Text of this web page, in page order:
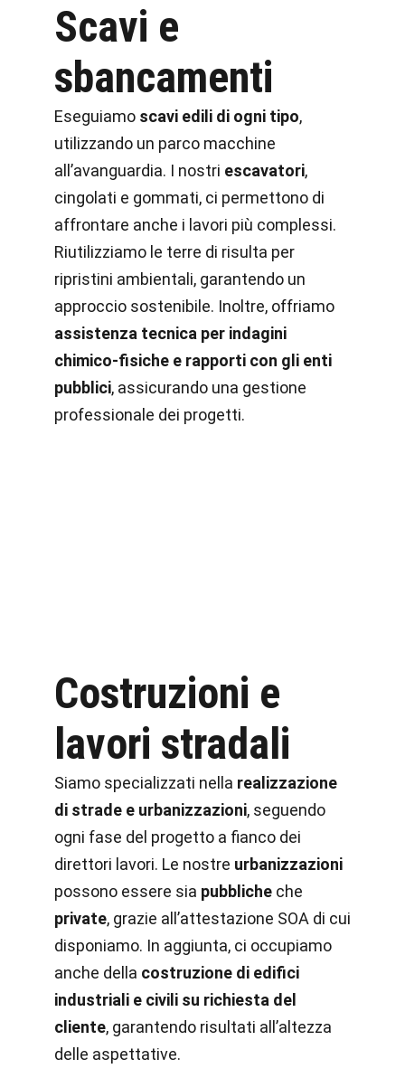
Scavi e
sbancamenti
Eseguiamo scavi edili di ogni tipo,
utilizzando un parco macchine
all’avanguardia. I nostri escavatori,
cingolati e gommati, ci permettono di
affrontare anche i lavori più complessi.
Riutilizziamo le terre di risulta per
ripristini ambientali, garantendo un
approccio sostenibile. Inoltre, offriamo
assistenza tecnica per indagini
chimico-fisiche e rapporti con gli enti
pubblici, assicurando una gestione
professionale dei progetti.
Costruzioni e
lavori stradali
Siamo specializzati nella realizzazione
di strade e urbanizzazioni, seguendo
ogni fase del progetto a fianco dei
direttori lavori. Le nostre urbanizzazioni
possono essere sia pubbliche che
private, grazie all’attestazione SOA di cui
disponiamo. In aggiunta, ci occupiamo
anche della costruzione di edifici
industriali e civili su richiesta del
cliente, garantendo risultati all’altezza
delle aspettative.